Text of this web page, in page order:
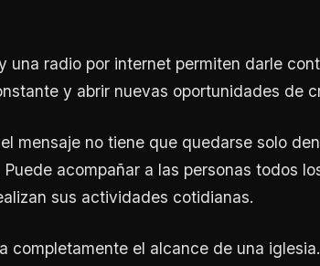
una radio por internet permiten darle
y abrir nuevas oportunidades de
mensaje no tiene que quedarse solo
Puede acompañar a las personas todos
sus actividades cotidianas.
completamente el alcance de una iglesia.